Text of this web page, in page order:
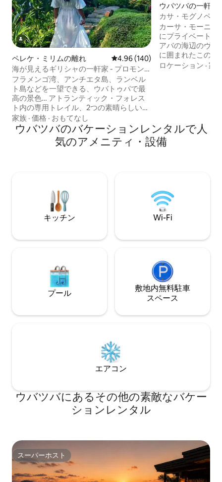
ペレケ・ミリムの離れ レビュー140件、5つ星中4.96つ
4.96 (140)
海が見えるギリシャの一軒家 - プロモン
トリーサイト
フラメンゴ湾、アンチエタ島、ランベル
ト島などを一望できる、ウバトゥバで最
高の景色… アトランティック・フォレス
ト内の専用トレイル、2つの素晴らしい展
望スポット、透明度の高い水を流す小さ
な滝がございます！セキュリティとプラ
イバシーが確保されたギリシャをテーマ
にしたこの宿泊施設は、300平方メートル
います！この家はプロモントーリオ・サ
イト内にあり、24時間セキュリティとサ
ポートが提供されています。
家族 · 価格 · おもてなし
ウバツバの一軒家
カサ・モグノペナ
バ／パラチ
カーサ・モーニョ
にプライベートア
アバの海辺のヴィラです。
に囲まれたこの家
を感じるのに最適です。 デッ
かかります。 アクティビティ：ボート、
ヨガ、釣り、スタ
ク、ウォーキング
ロケーション ·家
ウバツバのバケーションレンタルで人
気のアメニティ・設備
キッチン Wi-Fi
プール
敷地内無料駐⁠車
ス⁠ペ⁠ー⁠ス
エアコン
ウバツバにあるその他の素敵なバケー
ションレンタル
スーパーホスト
スーパーホスト